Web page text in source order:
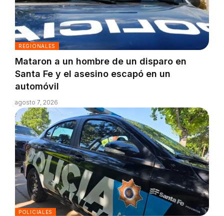
REGIONALES
Mataron a un hombre de un disparo en
Santa Fe y el asesino escapó en un
automóvil
agosto 7, 2026
POLICIALES